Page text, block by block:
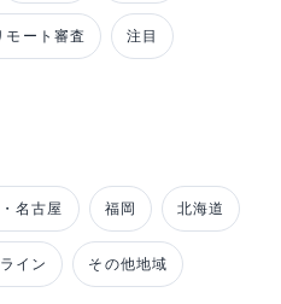
モート審査 注目
名古屋 福岡 北海道
イン その他地域